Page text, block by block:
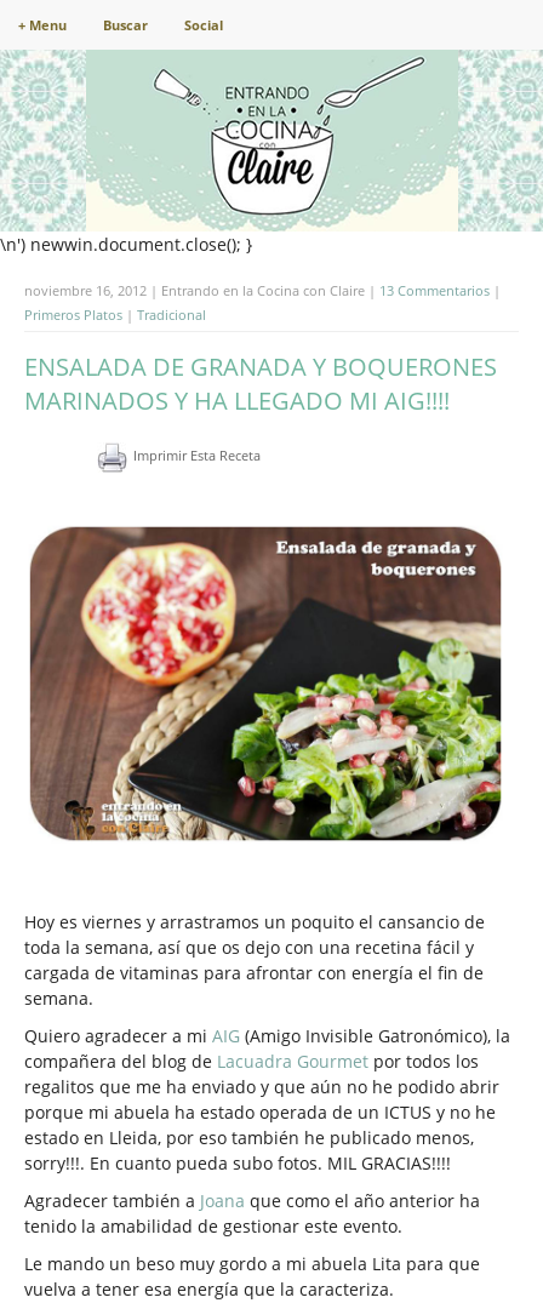
+ Menu Buscar Social
\n') newwin.document.close(); }
noviembre 16, 2012 | Entrando en la Cocina con Claire | 13 Commentarios |
Primeros Platos | Tradicional
ENSALADA DE GRANADA Y BOQUERONES
MARINADOS Y HA LLEGADO MI AIG!!!!
Imprimir Esta Receta
Hoy es viernes y arrastramos un poquito el cansancio de
toda la semana, así que os dejo con una recetina fácil y
cargada de vitaminas para afrontar con energía el fin de
semana.
Quiero agradecer a mi AIG (Amigo Invisible Gatronómico), la
compañera del blog de Lacuadra Gourmet por todos los
regalitos que me ha enviado y que aún no he podido abrir
porque mi abuela ha estado operada de un ICTUS y no he
estado en Lleida, por eso también he publicado menos,
sorry!!!. En cuanto pueda subo fotos. MIL GRACIAS!!!!
Agradecer también a Joana que como el año anterior ha
tenido la amabilidad de gestionar este evento.
Le mando un beso muy gordo a mi abuela Lita para que
vuelva a tener esa energía que la caracteriza.